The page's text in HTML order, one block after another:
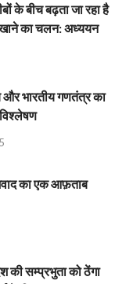
के बीच बढ़ता जा रहा है
का चलन: अध्ययन
और भारतीय गणतंत्र का
का एक आफ़ताब
की सम्प्रभुता को ठेंगा